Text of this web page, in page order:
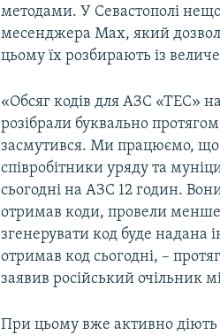
методами. У Севастополі
месенджера Max, який
цьому їх розбирають із
«Обсяг кодів для АЗС «ТЕС»
розібрали буквально
засмутився. Ми працюємо,
співробітники уряду та
сьогодні на АЗС 12 годин.
отримав коди, провели
згенерувати код буде надана
отримав код сьогодні, –
заявив російський очільник
При цьому вже активно